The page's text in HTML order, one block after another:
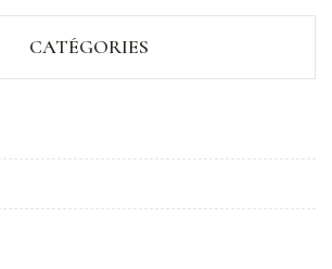
CATÉGORIES